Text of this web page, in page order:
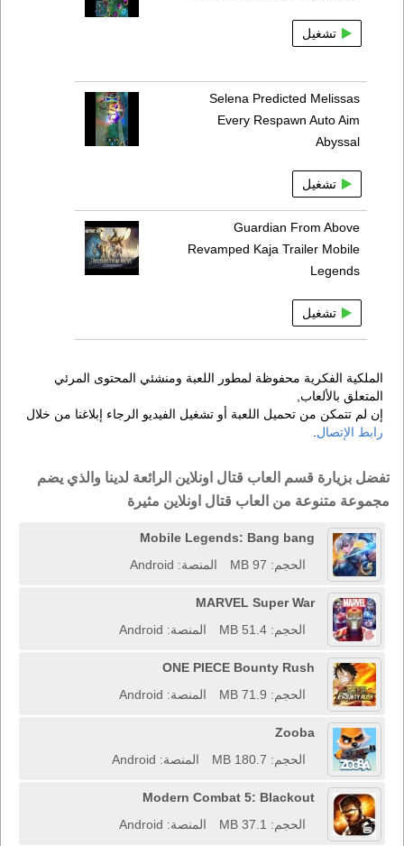
تشغيل
Selena Predicted Melissas
Every Respawn Auto Aim
Abyssal
تشغيل
Guardian From Above
Revamped Kaja Trailer Mobile
Legends
تشغيل
الملكية الفكرية محفوظة لمطور اللعبة ومنشئي المحتوى المرئي
المتعلق بالألعاب,
إن لم تتمكن من تحميل اللعبة أو تشغيل الفيديو الرجاء إبلاغنا من خلال
رابط الإتصال
تفضل بزيارة قسم العاب قتال اونلاين الرائعة لدينا والذي يضم
مجموعة متنوعة من العاب قتال اونلاين مثيرة
Mobile Legends: Bang bang
الحجم: 97 MB
المنصة: Android
MARVEL Super War
الحجم: 51.4 MB
المنصة: Android
ONE PIECE Bounty Rush
الحجم: 71.9 MB
المنصة: Android
Zooba
الحجم: 180.7 MB
المنصة: Android
Modern Combat 5: Blackout
الحجم: 37.1 MB
المنصة: Android